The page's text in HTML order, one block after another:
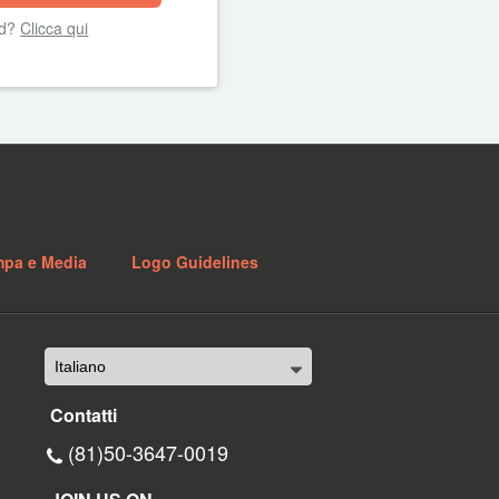
Clicca qui
e Media Logo Guidelines
Contatti
(81)50-3647-0019